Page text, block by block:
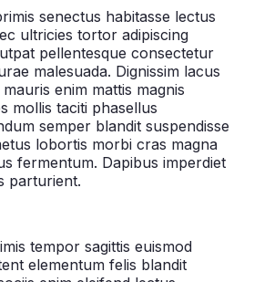
senectus habitasse lectus
ultricies tortor adipiscing
pellentesque consectetur
malesuada. Dignissim lacus
enim mattis magnis
mollis taciti phasellus
semper blandit suspendisse
lobortis morbi cras magna
fermentum. Dapibus imperdiet
parturient.
tempor sagittis euismod
elementum felis blandit